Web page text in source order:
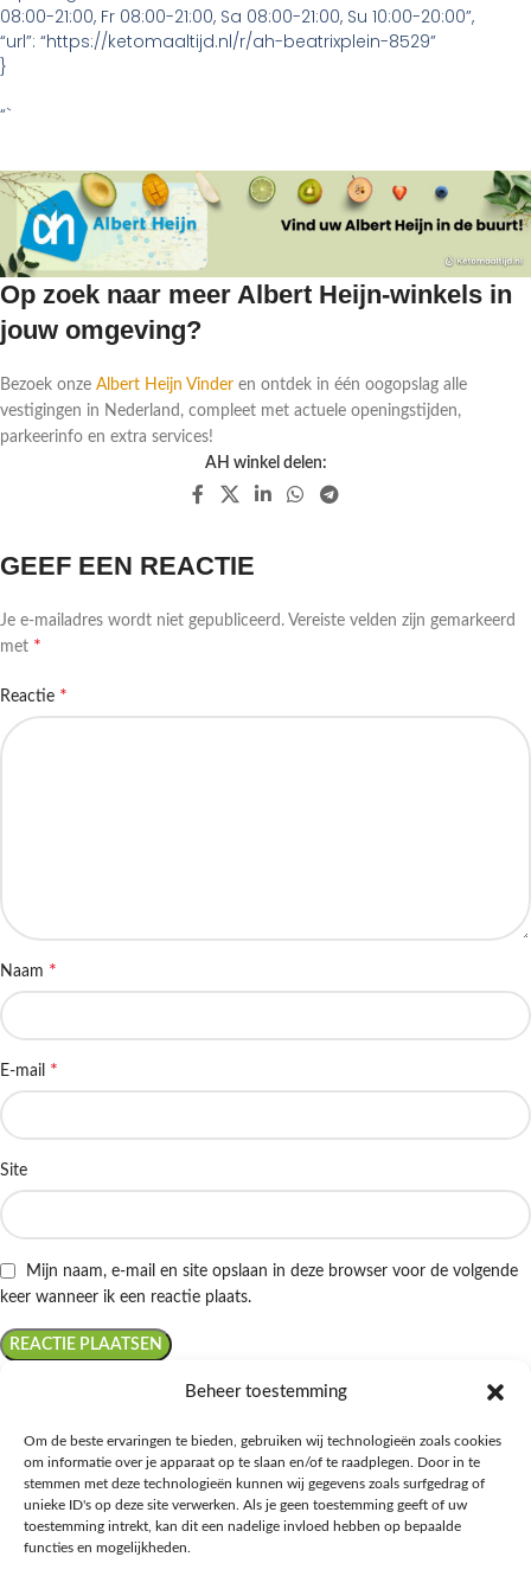
Beheer toestemming
Om de beste ervaringen te bieden, gebruiken wij technologieën zoals cookies
om informatie over je apparaat op te slaan en/of te raadplegen. Door in te
stemmen met deze technologieën kunnen wij gegevens zoals surfgedrag of
unieke ID's op deze site verwerken. Als je geen toestemming geeft of uw
toestemming intrekt, kan dit een nadelige invloed hebben op bepaalde
functies en mogelijkheden.
08:00-21:00, Fr 08:00-21:00, Sa 08:00-21:00, Su 10:00-20:00”,
“url”: “https://ketomaaltijd.nl/r/ah-beatrixplein-8529”
}
“`
Op zoek naar meer Albert Heijn-winkels in
jouw omgeving?
Bezoek onze Albert Heijn Vinder en ontdek in één oogopslag alle
vestigingen in Nederland, compleet met actuele openingstijden,
parkeerinfo en extra services!
AH winkel delen:
GEEF EEN REACTIE
Je e-mailadres wordt niet gepubliceerd. Vereiste velden zijn gemarkeerd
met *
Reactie *
Naam *
E-mail *
Site
Mijn naam, e-mail en site opslaan in deze browser voor de volgende
keer wanneer ik een reactie plaats.
Ontdek de beste keto-vriendelijke keuzes van Albert Heijn, verrijk je
kennis met onze diepgaande blogs over het keto-dieet, en deel jouw
favoriete keto recepten in onze bruisende online gemeenschap!